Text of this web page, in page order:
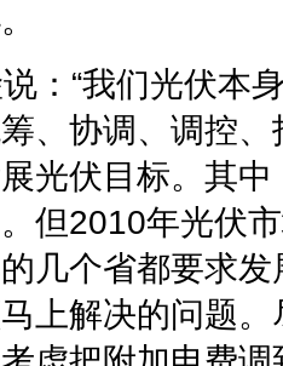
：“我们光伏本
、协调、调控
光伏目标。其
但2010年光伏
几个省都要求
上解决的问题